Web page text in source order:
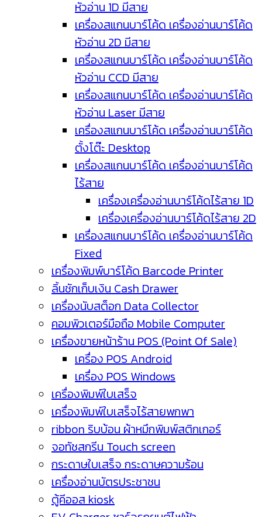
หัวอ่าน 1D มีสาย
เครื่องสแกนบาร์โค้ด เครื่องอ่านบาร์โค้ด
หัวอ่าน 2D มีสาย
เครื่องสแกนบาร์โค้ด เครื่องอ่านบาร์โค้ด
หัวอ่าน CCD มีสาย
เครื่องสแกนบาร์โค้ด เครื่องอ่านบาร์โค้ด
หัวอ่าน Laser มีสาย
เครื่องสแกนบาร์โค้ด เครื่องอ่านบาร์โค้ด
ตั้งโต๊ะ Desktop
เครื่องสแกนบาร์โค้ด เครื่องอ่านบาร์โค้ด
ไร้สาย
เครื่องเครื่องอ่านบาร์โค้ดไร้สาย 1D
เครื่องเครื่องอ่านบาร์โค้ดไร้สาย 2D
เครื่องสแกนบาร์โค้ด เครื่องอ่านบาร์โค้ด
Fixed
เครื่องพิมพ์บาร์โค้ด Barcode Printer
ลิ้นชักเก็บเงิน Cash Drawer
เครื่องนับสต็อก Data Collector
คอมพิวเตอร์มือถือ Mobile Computer
เครื่องขายหน้าร้าน POS (Point Of Sale)
เครื่อง POS Android
เครื่อง POS Windows
เครื่องพิมพ์ใบเสร็จ
เครื่องพิมพ์ใบเสร็จไร้สายพกพา
ribbon ริบบ้อน ผ้าหมึกพิมพ์สติกเกอร์
จอทัชสกรีน Touch screen
กระดาษใบเสร็จ กระดาษความร้อน
เครื่องอ่านบัตรประชาชน
ตู้คีออส kiosk